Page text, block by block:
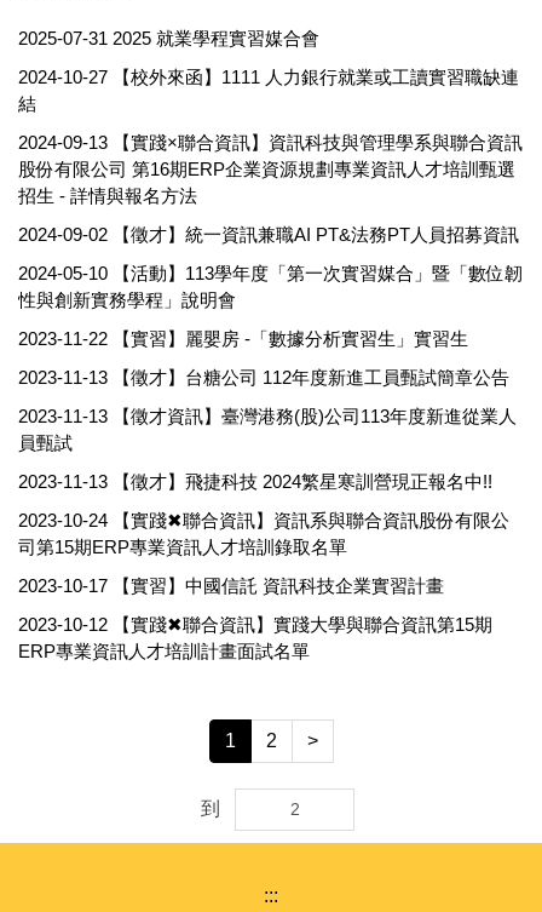
2025-07-31 2025 就業學程實習媒合會
2024-10-27
【校外來函】1111 人力銀行就業或工讀實習職缺連
結
2024-09-13
【實踐×聯合資訊】資訊科技與管理學系與聯合資訊
股份有限公司 第16期ERP企業資源規劃專業資訊人才培訓甄選
招生 - 詳情與報名方法
2024-09-02
【徵才】統一資訊兼職AI PT&法務PT人員招募資訊
2024-05-10
【活動】113學年度「第一次實習媒合」暨「數位韌
性與創新實務學程」說明會
2023-11-22
【實習】麗嬰房 -「數據分析實習生」實習生
2023-11-13
【徵才】台糖公司 112年度新進工員甄試簡章公告
2023-11-13
【徵才資訊】臺灣港務(股)公司113年度新進從業人
員甄試
2023-11-13
【徵才】飛捷科技 2024繁星寒訓營現正報名中!!
2023-10-24
【實踐✖聯合資訊】資訊系與聯合資訊股份有限公
司第15期ERP專業資訊人才培訓錄取名單
2023-10-17
【實習】中國信託 資訊科技企業實習計畫
2023-10-12
【實踐✖聯合資訊】實踐大學與聯合資訊第15期
ERP專業資訊人才培訓計畫面試名單
1 2 >
到
:::